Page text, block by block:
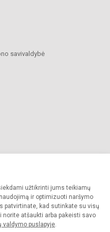
užtikrinti jums teikiamų
ir optimizuoti naršymo
patvirtinate, kad sutinkate su visų
atšaukti arba pakeisti savo
valdymo puslapyje.
savivaldybė
Visos teisės saugomos.
sutikimo griežtai draudžiama.
Slapukų valdymas